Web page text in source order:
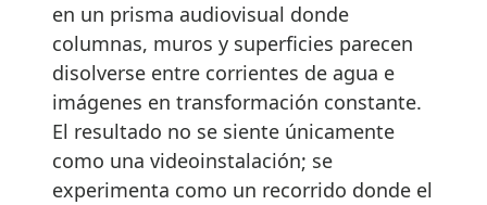
en un prisma audiovisual donde
columnas, muros y superficies parecen
disolverse entre corrientes de agua e
imágenes en transformación constante.
El resultado no se siente únicamente
como una videoinstalación; se
experimenta como un recorrido donde el